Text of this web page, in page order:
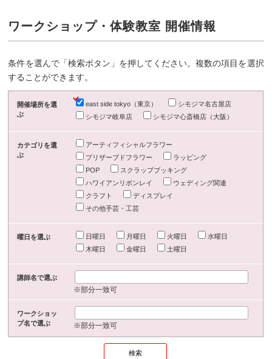
ワークショップ・体験教室 開催情報
条件を選んで「検索ボタン」を押してください。複数の項目を選択
することができます。
開催場所を選
ぶ
east side tokyo（東京）
シモジマ名古屋店
シモジマ岐阜店
シモジマ心斎橋店（大阪）
カテゴリを選
ぶ
アーティフィシャルフラワー
プリザーブドフラワー
ラッピング
POP
スクラップブッキング
ハワイアンリボンレイ
ウェディング関連
クラフト
ディスプレイ
その他手芸・工芸
曜日を選ぶ 日曜日 月曜日 火曜日
水曜日
木曜日
金曜日 土曜日
講師名で選ぶ
※部分一致可
ワークショッ
プ名で選ぶ
※部分一致可